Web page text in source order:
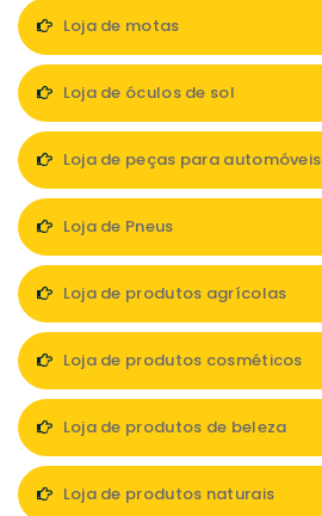
Loja de motas
Loja de óculos de sol
Loja de peças para automóveis
Loja de Pneus
Loja de produtos agrícolas
Loja de produtos cosméticos
Loja de produtos de beleza
Loja de produtos naturais